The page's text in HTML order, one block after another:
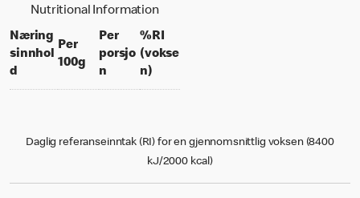
Nutritional Information
Næring
sinnhol
d
Per
100gper 100 grams
Per
porsjo
nper portion
%RI
(vokse
n)% daily value for an adult
Daglig referanseinntak (RI) for en gjennomsnittlig voksen (8400
kJ/2000 kcal)